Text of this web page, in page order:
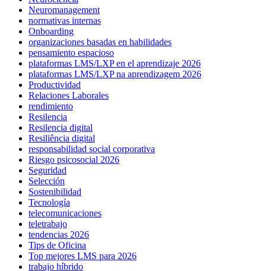
Neuromanagement
normativas internas
Onboarding
organizaciones basadas en habilidades
pensamiento espacioso
plataformas LMS/LXP en el aprendizaje 2026
plataformas LMS/LXP na aprendizagem 2026
Productividad
Relaciones Laborales
rendimiento
Resilencia
Resilencia digital
Resiliência digital
responsabilidad social corporativa
Riesgo psicosocial 2026
Seguridad
Selección
Sostenibilidad
Tecnología
telecomunicaciones
teletrabajo
tendencias 2026
Tips de Oficina
Top mejores LMS para 2026
trabajo híbrido